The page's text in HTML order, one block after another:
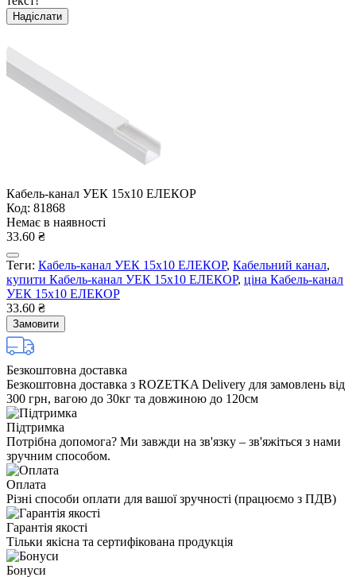
Надіслати
Кабель-канал УЕК 15х10 ЕЛЕКОР
Код: 81868
Немає в наявності
33.60 ₴
Теги: Кабель-канал УЕК 15х10 ЕЛЕКОР, Кабельний канал,
купити Кабель-канал УЕК 15х10 ЕЛЕКОР, ціна Кабель-канал
УЕК 15х10 ЕЛЕКОР
33.60 ₴
Замовити
Безкоштовна доставка
Безкоштовна доставка з ROZETKA Delivery для замовлень від
300 грн, вагою до 30кг та довжиною до 120см
Підтримка
Потрібна допомога? Ми завжди на зв'язку – зв'яжіться з нами
зручним способом.
Оплата
Різні способи оплати для вашої зручності (працюємо з ПДВ)
Гарантія якості
Тільки якісна та сертифікована продукція
Бонуси